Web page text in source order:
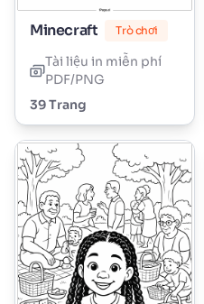
Minecraft Trò chơi
Tài liệu in miễn phí
PDF/PNG
39 Trang